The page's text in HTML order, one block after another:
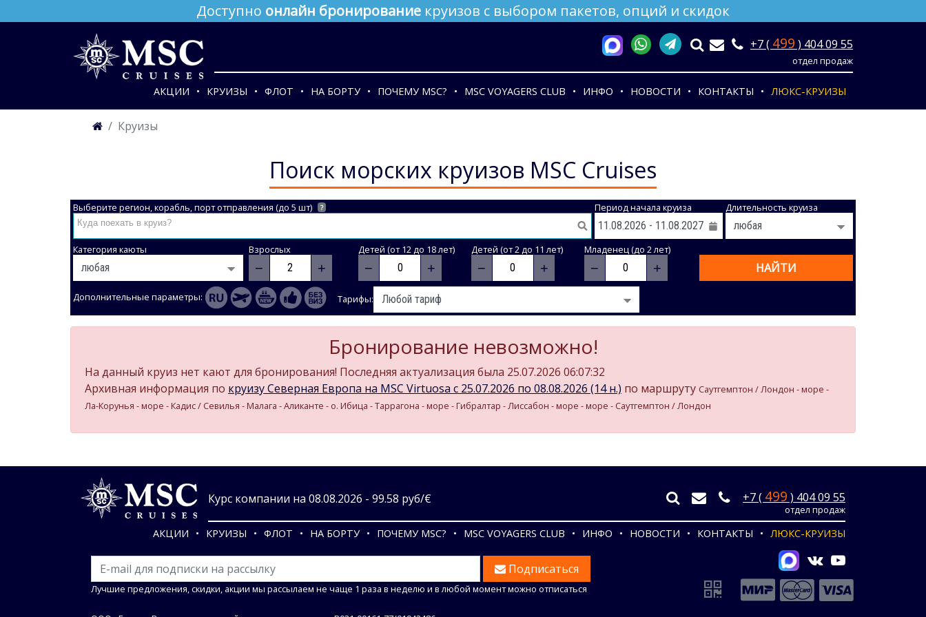
Доступно онлайн бронирование круизов с выбором пакетов, опций и скидок
+7 ( 499 ) 404 09 55
отдел продаж
АКЦИИ КРУИЗЫ ФЛОТ НА БОРТУ ПОЧЕМУ MSC? MSC VOYAGERS CLUB ИНФО НОВОСТИ КОНТАКТЫ ЛЮКС-КРУИЗЫ
Круизы
Поиск морских круизов MSC Cruises
Выберите регион, корабль, порт отправления (до 5 шт) ? Период начала круиза Длительность круиза
Категория каюты Взрослых
− +
Детей (от 12 до 18 лет)
− +
Детей (от 2 до 11 лет)
− +
Младенец (до 2 лет)
− + НАЙТИ
Дополнительные параметры: Тарифы:
Бронирование невозможно!
На данный круиз нет кают для бронирования! Последняя актуализация была 25.07.2026 06:07:32
Архивная информация по круизу Северная Европа на MSC Virtuosa c 25.07.2026 по 08.08.2026 (14 н.) по маршруту Саутгемптон / Лондон - море -
Ла-Корунья - море - Кадиc / Севилья - Малага - Аликанте - о. Ибица - Таррагона - море - Гибралтар - Лиссабон - море - море - Саутгемптон / Лондон
Курс компании на 08.08.2026 - 99.58 руб/€ +7 ( 499 ) 404 09 55
отдел продаж
АКЦИИ КРУИЗЫ ФЛОТ НА БОРТУ ПОЧЕМУ MSC? MSC VOYAGERS CLUB ИНФО НОВОСТИ КОНТАКТЫ ЛЮКС-КРУИЗЫ
Подписаться
Лучшие предложения, скидки, акции мы рассылаем не чаще 1 раза в неделю и в любой момент можно отписаться